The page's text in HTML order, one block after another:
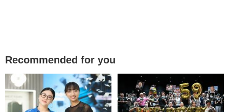
Recommended for you